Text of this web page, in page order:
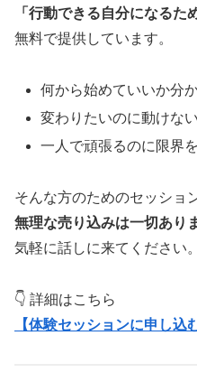
「行動できる自分になるた
無料で提供しています。
何から始めていいか分
変わりたいのに動けない
一人で頑張るのに限界
そんな方のためのセッショ
無理な売り込みは一切あり
気軽に話しに来てください。
👇 詳細はこちら
【体験セッションに申し込